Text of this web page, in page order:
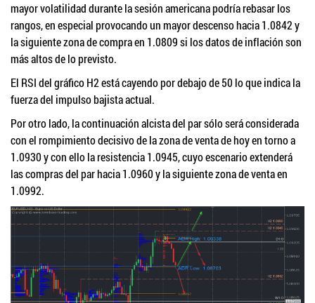
mayor volatilidad durante la sesión americana podría rebasar los
rangos, en especial provocando un mayor descenso hacia 1.0842 y
la siguiente zona de compra en 1.0809 si los datos de inflación son
más altos de lo previsto.
El RSI del gráfico H2 está cayendo por debajo de 50 lo que indica la
fuerza del impulso bajista actual.
Por otro lado, la continuación alcista del par sólo será considerada
con el rompimiento decisivo de la zona de venta de hoy en torno a
1.0930 y con ello la resistencia 1.0945, cuyo escenario extenderá
las compras del par hacia 1.0960 y la siguiente zona de venta en
1.0992.